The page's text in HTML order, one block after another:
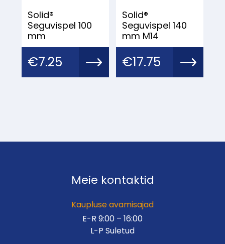
Solid®
Seguvispel 100
mm
€7.25
Solid®
Seguvispel 140
mm M14
€17.75
Meie kontaktid
Kaupluse avamisajad
E-R 9:00 – 16:00
L-P Suletud